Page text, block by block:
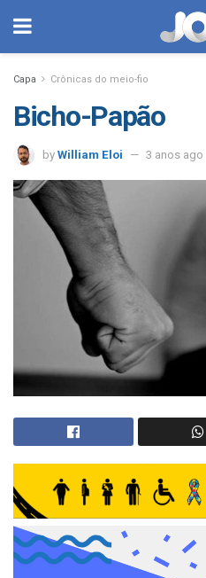
Capa Crônicas do meio-fio
Bicho-Papão
by William Eloi 3 anos ago